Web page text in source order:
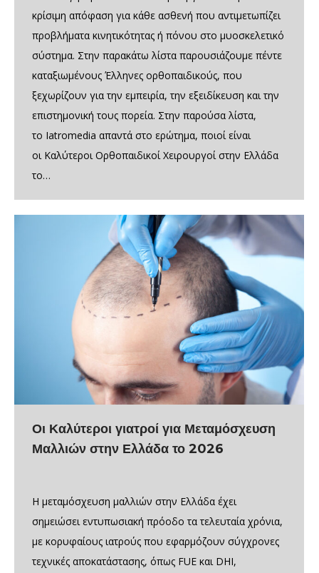
κρίσιμη απόφαση για κάθε ασθενή που αντιμετωπίζει
προβλήματα κινητικότητας ή πόνου στο μυοσκελετικό
σύστημα. Στην παρακάτω λίστα παρουσιάζουμε πέντε
καταξιωμένους Έλληνες ορθοπαιδικούς, που
ξεχωρίζουν για την εμπειρία, την εξειδίκευση και την
επιστημονική τους πορεία. Στην παρούσα λίστα,
το Iatromedia απαντά στο ερώτημα, ποιοί είναι
οι Καλύτεροι Ορθοπαιδικοί Χειρουργοί στην Ελλάδα
το…
Οι Καλύτεροι γιατροί για Μεταμόσχευση
Μαλλιών στην Ελλάδα το 2026
Η μεταμόσχευση μαλλιών στην Ελλάδα έχει
σημειώσει εντυπωσιακή πρόοδο τα τελευταία χρόνια,
με κορυφαίους ιατρούς που εφαρμόζουν σύγχρονες
τεχνικές αποκατάστασης, όπως FUE και DHI,